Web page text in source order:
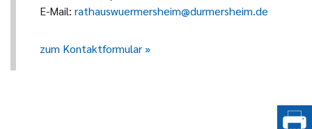
E-Mail: rathauswuermersheim@durmersheim.de
zum Kontaktformular